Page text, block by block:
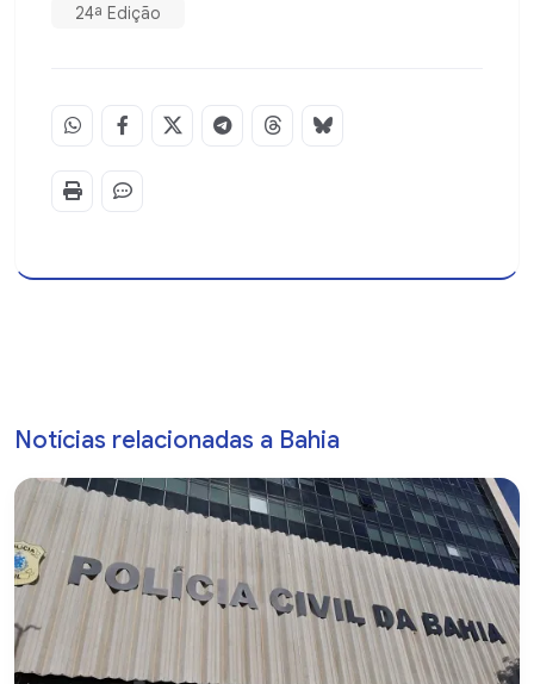
24ª Edição
Notícias relacionadas a Bahia